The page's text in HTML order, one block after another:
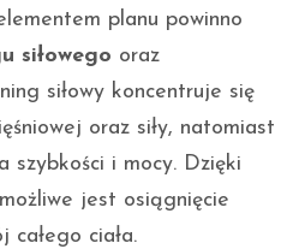
planu powinno
siłowego oraz
siłowy koncentruje się
oraz siły, natomiast
szybkości i mocy. Dzięki
jest osiągnięcie
całego ciała.